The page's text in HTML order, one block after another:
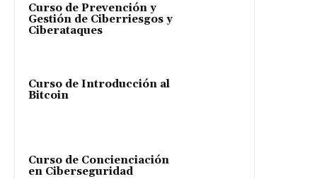
Curso de Prevención y
Gestión de Ciberriesgos y
Ciberataques
Curso de Introducción al
Bitcoin
Curso de Concienciación
en Ciberseguridad